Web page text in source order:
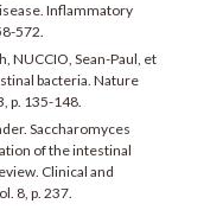
Inflammatory
572.
NUCCIO, Sean-Paul, et
bacteria. Nature
p. 135-148.
Saccharomyces
of the intestinal
Clinical and
8, p. 237.